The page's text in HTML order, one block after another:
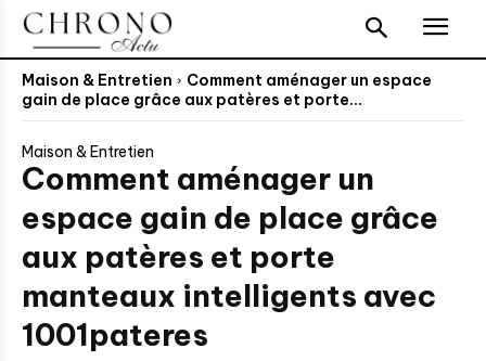
Maison & Entretien
Comment aménager un espace
gain de place grâce aux patères et porte...
Maison & Entretien
Comment aménager un
espace gain de place grâce
aux patères et porte
manteaux intelligents avec
1001pateres